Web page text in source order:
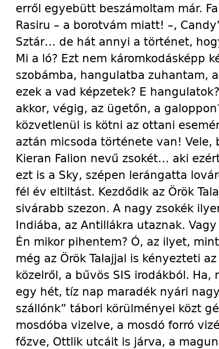
erről egyebütt beszámoltam már.
Rasiru – a borotvám miatt! –,
Sztár… de hát annyi a történet,
Mi a ló? Ezt nem káromkodásképp
szobámba, hangulatba zuhantam,
ezek a vad képzetek? E
akkor, végig, az ügetőn, a
közvetlenül is kötni az ottani
aztán micsoda története van! Vele,
Kieran Falion nevű zsokét… aki
ezt is a Sky, szépen lerángatta
fél év eltiltást. Kezdődik az Örök
sivárabb szezon. A nagy zsokék
Indiába, az Antillákra utaznak.
Én mikor pihentem? Ó, az ilyet,
még az Örök Talajjal is kényezteti
közelről, a bűvös SIS irodákból.
egy hét, tíz nap maradék nyári
szállónk” tábori körülményei közt
mosdóba vizelve, a mosdó forró
főzve, Ottlik utcáit is járva, a